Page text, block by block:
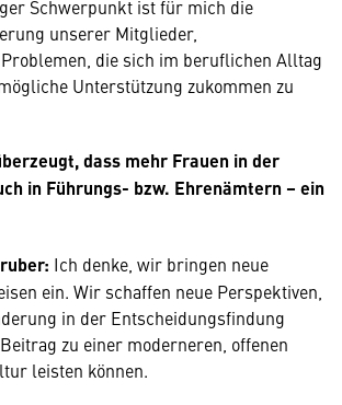
Schwerpunkt ist für mich die
unserer Mitglieder,
die sich im beruflichen Alltag
Unterstützung zukommen zu
dass mehr Frauen in der
in Führungs- bzw. Ehrenämtern – ein
Ich denke, wir bringen neue
ein. Wir schaffen neue Perspektiven,
in der Entscheidungsfindung
zu einer moderneren, offenen
leisten können.